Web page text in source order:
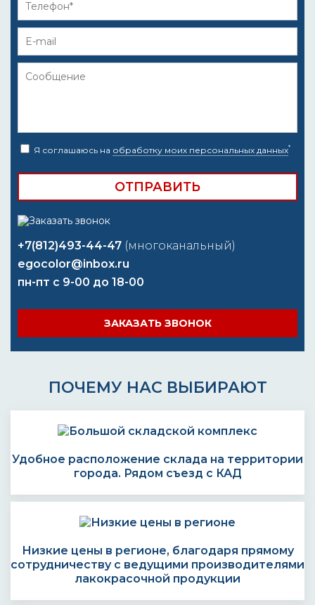
Я соглашаюсь на обработку моих персональных данных*
+7(812)493-44-47 (многоканальный)
egocolor@inbox.ru
пн-пт с 9-00 до 18-00
ЗАКАЗАТЬ ЗВОНОК
ПОЧЕМУ НАС ВЫБИРАЮТ
Удобное расположение склада на территории
города. Рядом съезд с КАД
Низкие цены в регионе, благодаря прямому
сотрудничеству с ведущими производителями
лакокрасочной продукции